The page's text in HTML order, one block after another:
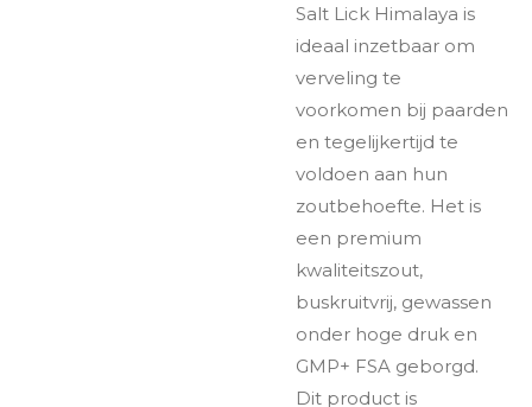
Salt Lick Himalaya is
ideaal inzetbaar om
verveling te
voorkomen bij paarden
en tegelijkertijd te
voldoen aan hun
zoutbehoefte. Het is
een premium
kwaliteitszout,
buskruitvrij, gewassen
onder hoge druk en
GMP+ FSA geborgd.
Dit product is